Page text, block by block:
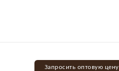
Запросить оптовую цену